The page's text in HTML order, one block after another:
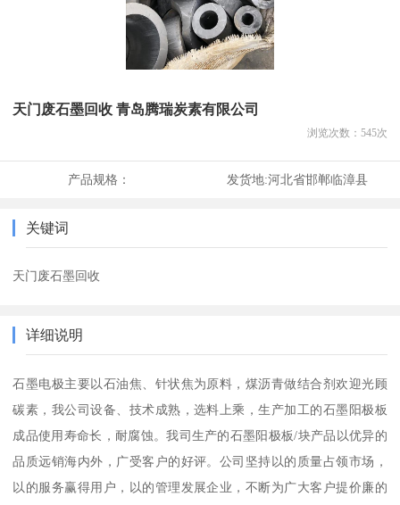
天门废石墨回收 青岛腾瑞炭素有限公司
浏览次数： 545次
产品规格： 发货地:河北省邯郸临漳县
关键词
天门废石墨回收
详细说明
石墨电极主要以石油焦、针状焦为原料，煤沥青做结合剂欢迎光顾
碳素，我公司设备、技术成熟，选料上乘，生产加工的石墨阳极板
成品使用寿命长，耐腐蚀。我司生产的石墨阳极板/块产品以优异的
品质远销海内外，广受客户的好评。公司坚持以的质量占领市场，
以的服务赢得用户，以的管理发展企业，不断为广大客户提价廉的